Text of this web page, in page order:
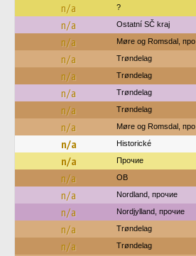
n/a ?
n/a Ostatní SČ kraj
n/a Møre og Romsdal, про
n/a Trøndelag
n/a Trøndelag
n/a Trøndelag
n/a Trøndelag
n/a Møre og Romsdal, про
n/a Historické
n/a Прочие
n/a OB
n/a Nordland, прочие
n/a Nordjylland, прочие
n/a Trøndelag
n/a Trøndelag